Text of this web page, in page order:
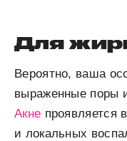
Для
Вероятно, ваша
выраженные поры
Акне проявляется
и локальных